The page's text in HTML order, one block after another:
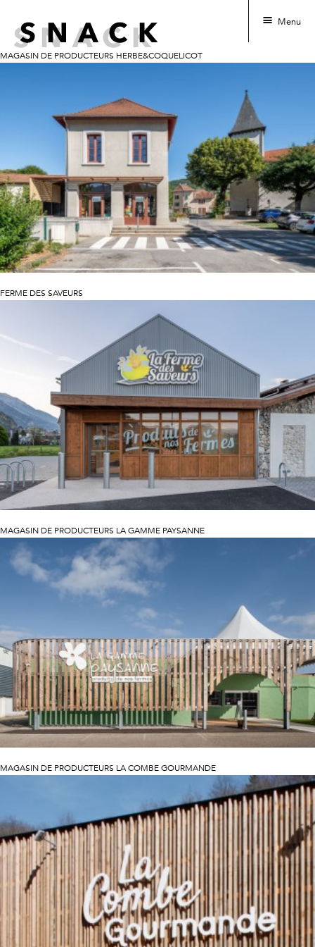
Menu
MAGASIN DE PRODUCTEURS HERBE&COQUELICOT
FERME DES SAVEURS
MAGASIN DE PRODUCTEURS LA GAMME PAYSANNE
MAGASIN DE PRODUCTEURS LA COMBE GOURMANDE